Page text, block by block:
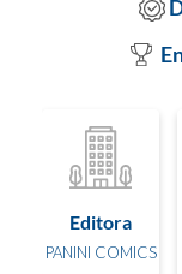
Editora
PANINI COMICS